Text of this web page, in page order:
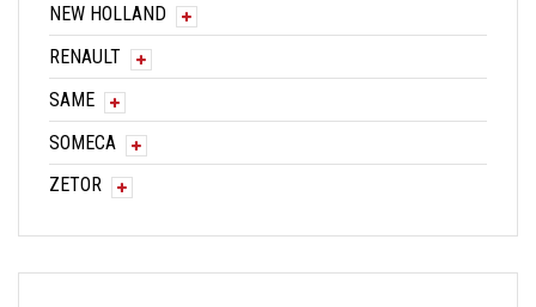
NEW HOLLAND
RENAULT
SAME
SOMECA
ZETOR